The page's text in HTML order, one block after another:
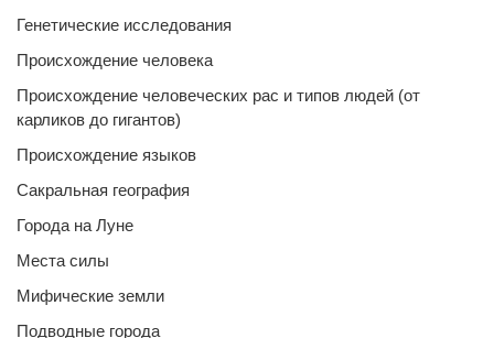
Генетические исследования
Происхождение человека
Происхождение человеческих рас и типов людей (от
карликов до гигантов)
Происхождение языков
Сакральная география
Города на Луне
Места силы
Мифические земли
Подводные города